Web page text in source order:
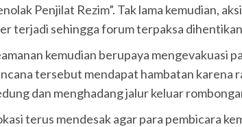
Penjilat Rezim”. Tak lama kemudian,
terjadi sehingga forum terpaksa
kemudian berupaya mengevakuasi
tersebut mendapat hambatan karena
dan menghadang jalur keluar
terus mendesak agar para pembicara